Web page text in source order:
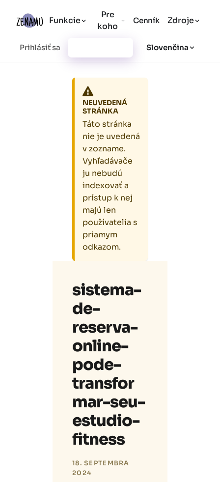
Funkcie
Pre
koho
Cenník Zdroje
Prihlásiť sa Slovenčina
NEUVEDENÁ
STRÁNKA
Táto stránka
nie je uvedená
v zozname.
Vyhľadávače
ju nebudú
indexovať a
prístup k nej
majú len
používatelia s
priamym
odkazom.
sistema-
de-
reserva-
online-
pode-
transfor
mar-seu-
estudio-
fitness
18. SEPTEMBRA
2024